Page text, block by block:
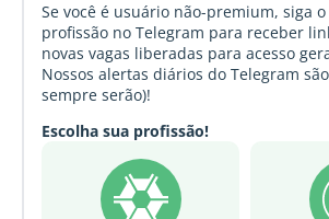
Se você é usuário não-premium, siga
profissão no Telegram para receber
novas vagas liberadas para acesso
Nossos alertas diários do Telegram
sempre serão)!
Escolha sua profissão!